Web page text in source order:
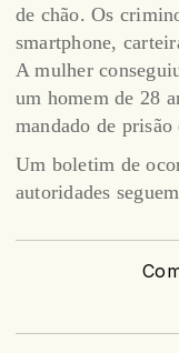
de chão. Os
smartphone,
A mulher
um homem de 28
mandado de prisão
Um boletim de
autoridades